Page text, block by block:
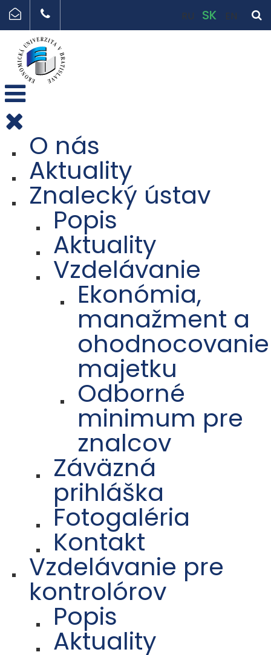
RU SK EN
O nás
Aktuality
Znalecký ústav
Popis
Aktuality
Vzdelávanie
Ekonómia,
manažment a
ohodnocovanie
majetku
Odborné
minimum pre
znalcov
Záväzná
prihláška
Fotogaléria
Kontakt
Vzdelávanie pre
kontrolórov
Popis
Aktuality